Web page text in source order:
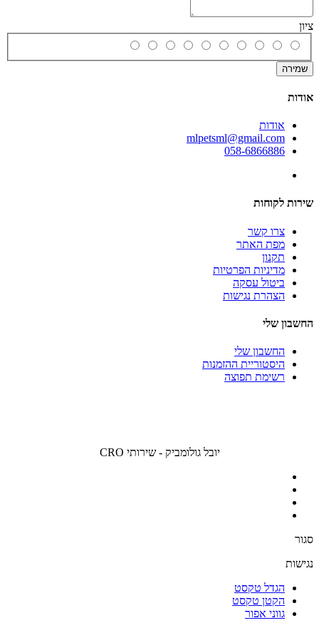
ציון
שמירה
אודות
אודות
mlpetsml@gmail.com
058-6866886
שירות לקוחות
צרו קשר
מפת האתר
תקנון
מדיניות הפרטיות
ביטול עסקה
הצהרת נגישות
החשבון שלי
החשבון שלי
היסטוריית ההזמנות
רשימת תפוצה
יובל גולומביק - שירותי CRO
סגור
נגישות
הגדל טקסט
הקטן טקסט
גווני אפור